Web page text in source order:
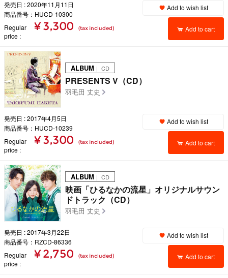
発売日 : 2020年11月11日
商品番号：HUCD-10300
Regular
price
¥ 3,300 (tax included)
Add to wish list
Add to cart
ALBUM ｜ CD
PRESENTS V（CD）
羽毛田 丈史
発売日 : 2017年4月5日
商品番号：HUCD-10239
Regular
price
¥ 3,300 (tax included)
Add to wish list
Add to cart
ALBUM ｜ CD
映画「ひるなかの流星」オリジナルサウン
ドトラック（CD）
羽毛田 丈史
発売日 : 2017年3月22日
商品番号：RZCD-86336
Regular
price
¥ 2,750 (tax included)
Add to wish list
Add to cart